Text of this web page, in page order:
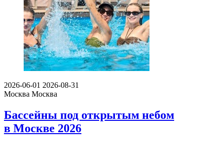
2026-06-01 2026-08-31
Москва Москва
Бассейны под открытым небом
в Москве 2026